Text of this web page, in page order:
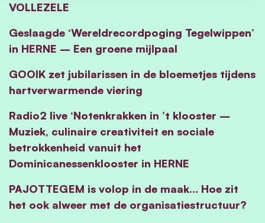
VOLLEZELE
Geslaagde ‘Wereldrecordpoging Tegelwippen’
in HERNE – Een groene mijlpaal
GOOIK zet jubilarissen in de bloemetjes tijdens
hartverwarmende viering
Radio2 live ‘Notenkrakken in ’t klooster –
Muziek, culinaire creativiteit en sociale
betrokkenheid vanuit het
Dominicanessenklooster in HERNE
PAJOTTEGEM is volop in de maak… Hoe zit
het ook alweer met de organisatiestructuur?